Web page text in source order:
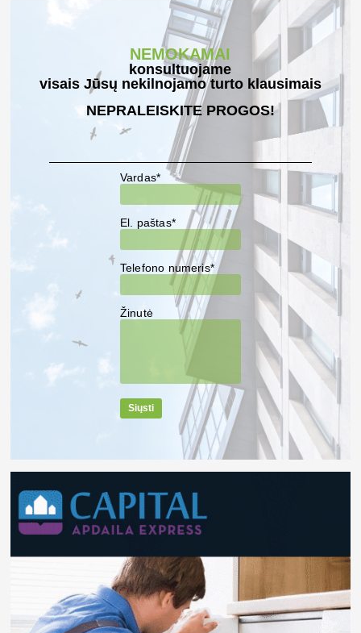
NEMOKAMAI
konsultuojame
visais Jūsų nekilnojamo turto klausimais
NEPRALEISKITE PROGOS!
Vardas*
El. paštas*
Telefono numeris*
Žinutė
Siųsti